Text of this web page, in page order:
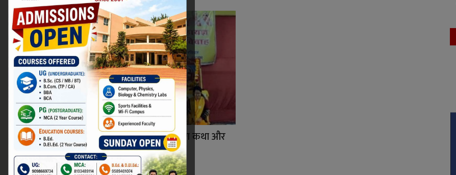
धर्म-संस्कृति
24 कुण्डीय गायत्री महायज्ञ, प्रज्ञा पुराण कथा और
तुलसी ...
Niraj Kumar Shukla Jan 1, 2023 0